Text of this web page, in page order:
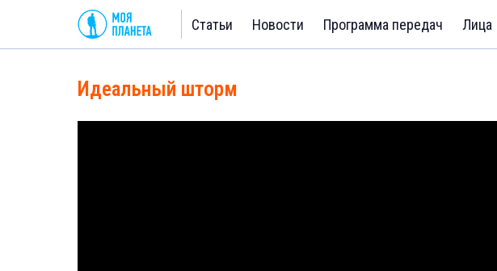
Статьи Новости Программа передач Лица
Идеальный шторм